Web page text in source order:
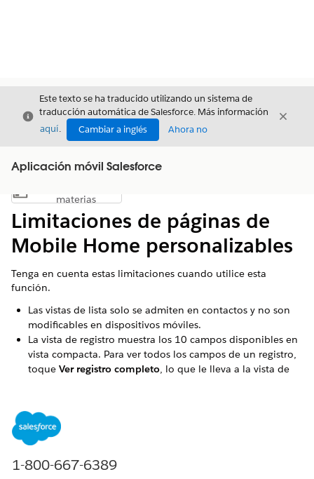
Cerrar
Este texto se ha traducido utilizando un sistema de
traducción automática de Salesforce. Más información
aquí. Cambiar a inglés Ahora no
Cerrar
Aplicación móvil Salesforce
Mostrar índice de materias
materias
Limitaciones de páginas de
Mobile Home personalizables
Tenga en cuenta estas limitaciones cuando utilice esta
función.
Las vistas de lista solo se admiten en contactos y no son
modificables en dispositivos móviles.
La vista de registro muestra los 10 campos disponibles en
vista compacta. Para ver todos los campos de un registro,
toque Ver registro completo, lo que le lleva a la vista de
licencias para ello.
Puede agregar un máximo de 20 tarjetas a su página de
inicio.
Las siguientes tarjetas no pueden tener duplicados:
Favoritos, Listas y registros recientes y Tareas.
1-800-667-6389